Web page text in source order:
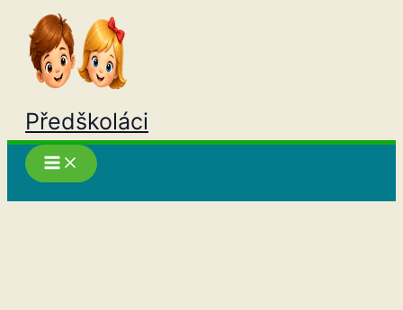
Přeskočit
obsah
Předškoláci